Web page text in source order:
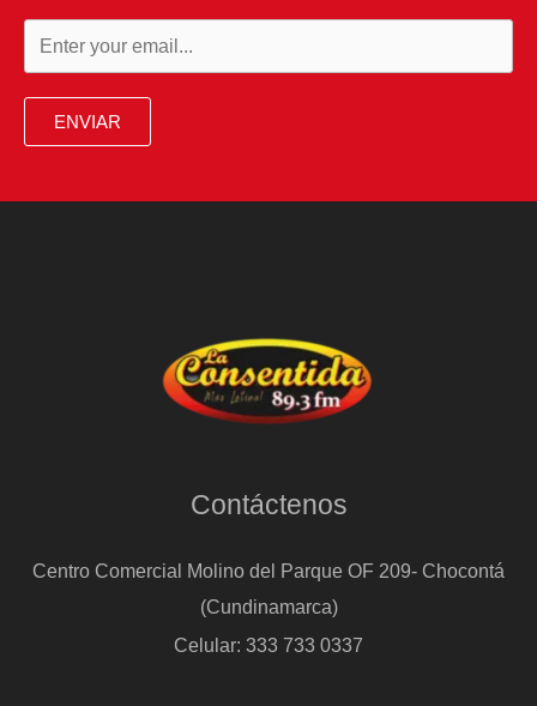
ENVIAR
Contáctenos
Centro Comercial Molino del Parque OF 209- Chocontá
(Cundinamarca)
Celular: 333 733 0337